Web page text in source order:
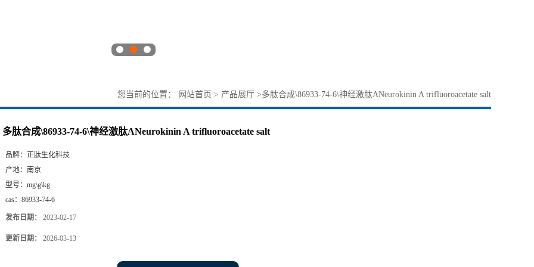
您当前的位置： 网站首页 > 产品展厅 >多肽合成\86933-74-6\神经激肽ANeurokinin A trifluoroacetate salt
多肽合成\86933-74-6\神经激肽ANeurokinin A trifluoroacetate salt
品牌： 正肽生化科技
产地： 南京
型号： mg\g\kg
cas： 86933-74-6
发布日期： 2023-02-17
更新日期： 2026-03-13